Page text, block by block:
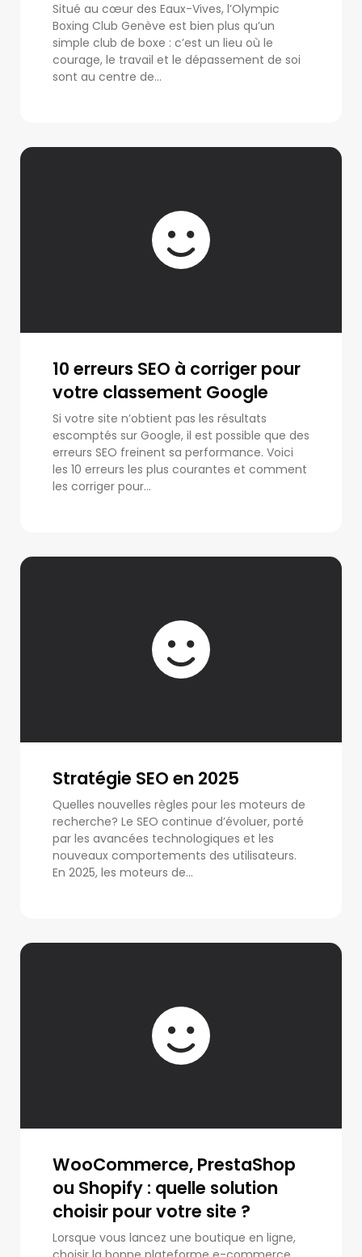
Situé au cœur des Eaux-Vives, l’Olympic
Boxing Club Genève est bien plus qu’un
simple club de boxe : c’est un lieu où le
courage, le travail et le dépassement de soi
sont au centre de...
10 erreurs SEO à corriger pour
votre classement Google
Si votre site n’obtient pas les résultats
escomptés sur Google, il est possible que des
erreurs SEO freinent sa performance. Voici
les 10 erreurs les plus courantes et comment
les corriger pour...
Stratégie SEO en 2025
Quelles nouvelles règles pour les moteurs de
recherche? Le SEO continue d’évoluer, porté
par les avancées technologiques et les
nouveaux comportements des utilisateurs.
En 2025, les moteurs de...
WooCommerce, PrestaShop
ou Shopify : quelle solution
choisir pour votre site ?
Lorsque vous lancez une boutique en ligne,